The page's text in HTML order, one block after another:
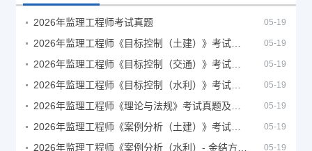
2026年监理工程师考试真题 05-19
05-19
05-19
05-19
05-19
05-19
05-19